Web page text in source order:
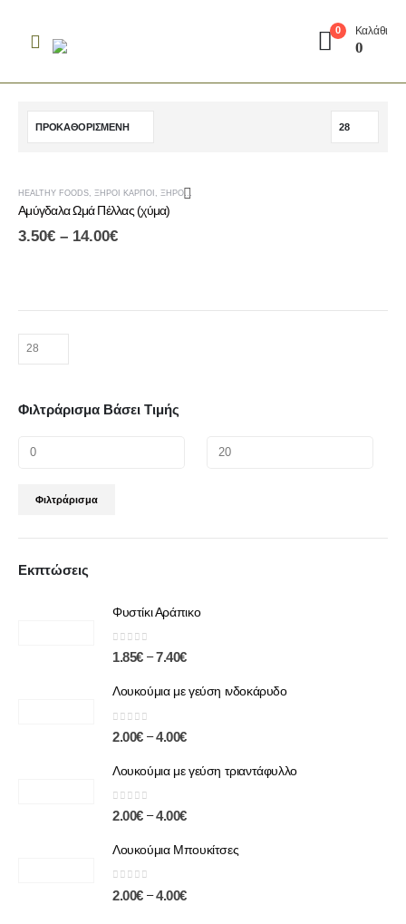
0 Καλάθι
0
HEALTHY FOODS, ΞΗΡΟΊ ΚΑΡΠΟΊ , ΞΗΡΟΊ ΚΑΡΠΟΊ & ΑΠΟΞΗΡΑΜΈΝΑ ΦΡΟΎΤΑ
Αμύγδαλα Ωμά Πέλλας (χύμα)
3.50€ – 14.00€
Φιλτράρισμα Βάσει Τιμής
Φιλτράρισμα
Εκπτώσεις
Φυστίκι Αράπικο
0 out of 5
1.85€ – 7.40€
Λουκούμια με γεύση ινδοκάρυδο
0out of 5
2.00€ – 4.00€
Λουκούμια με γεύση τριαντάφυλλο
0out of 5
2.00€ – 4.00€
Λουκούμια Μπουκίτσες
0out of 5
2.00€ – 4.00€